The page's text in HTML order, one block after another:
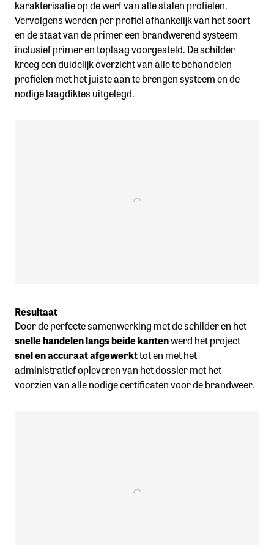
karakterisatie op de werf van alle stalen profielen.
Vervolgens werden per profiel afhankelijk van het soort
en de staat van de primer een brandwerend systeem
inclusief primer en toplaag voorgesteld. De schilder
kreeg een duidelijk overzicht van alle te behandelen
profielen met het juiste aan te brengen systeem en de
nodige laagdiktes uitgelegd.
Resultaat
Door de perfecte samenwerking met de schilder en het
snelle handelen langs beide kantenwerd het project
snel en accuraat afgewerkttot en met het
administratief opleveren van het dossier met het
voorzien van alle nodige certificaten voor de brandweer.